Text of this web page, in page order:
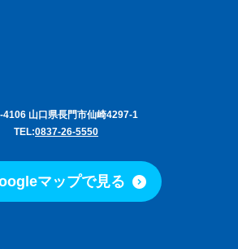
4106 山口県長門市仙崎4297-1
TEL:0837-26-5550
マップで見る